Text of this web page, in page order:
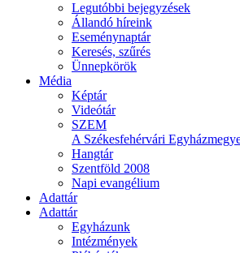
Legutóbbi bejegyzések
Állandó híreink
Eseménynaptár
Keresés, szűrés
Ünnepkörök
Média
Képtár
Videótár
SZEM
A Székesfehérvári
Hangtár
Szentföld 2008
Napi evangélium
Adattár
Adattár
Egyházunk
Intézmények